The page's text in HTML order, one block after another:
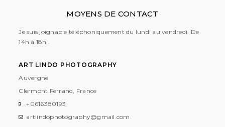
MOYENS DE CONTACT
Je suis joignable téléphoniquement du lundi au vendredi. De
14h à 18h .
ART LINDO PHOTOGRAPHY
Auvergne
Clermont Ferrand, France
+0616380193
artlindophotography@gmail.com